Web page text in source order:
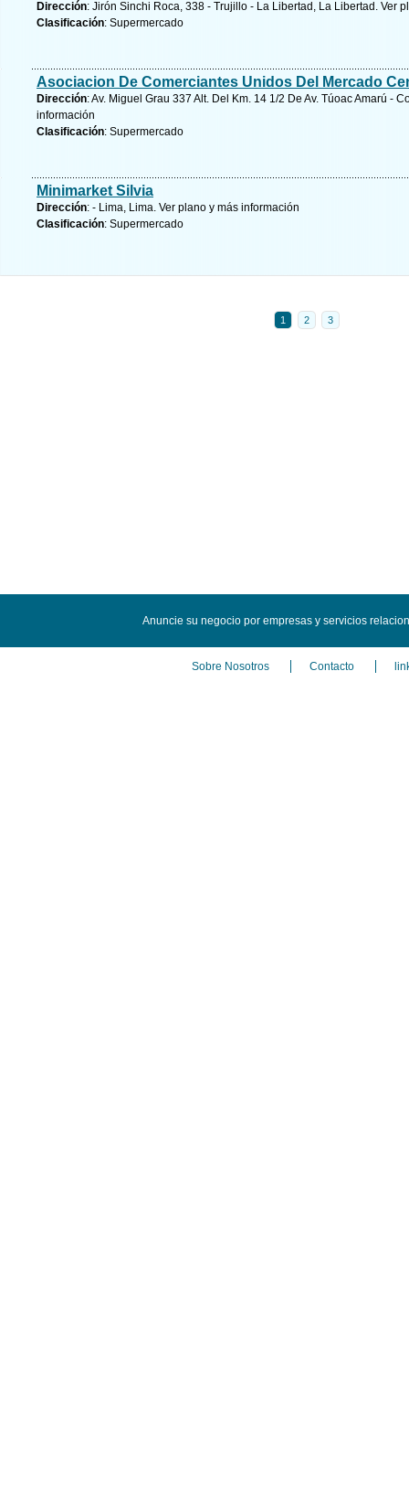
Dirección: Jirón Sinchi Roca, 338 - Trujillo - La Libertad, La Libertad. Ver
Clasificación: Supermercado
Asociacion De Comerciantes Unidos Del Mercado
Dirección: Av. Miguel Grau 337 Alt. Del Km. 14 1/2 De Av. Túoac Amarú -
información
Clasificación: Supermercado
Minimarket Silvia
Dirección: - Lima, Lima. Ver plano y más información
Clasificación: Supermercado
1 2 3
Anuncie su negocio por empresas y servicios
Sobre Nosotros Contacto